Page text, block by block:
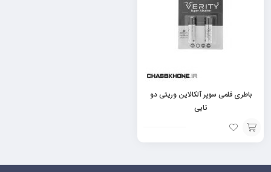
باطری قلمی سوپر آلکالاین وریتی دو
تایی
افزودن
به